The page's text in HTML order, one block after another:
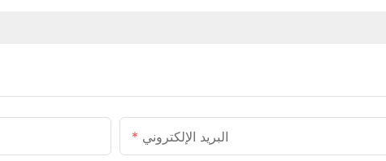
البريد الإلكتروني